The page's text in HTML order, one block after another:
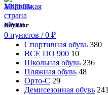
0 пунктов / 0 ₽
закрыть
Каталог
Спортивная обувь 380
ВСЕ ПО 900 10
Школьная обувь 236
Пляжная обувь 48
Орто-С 29
Демисезонная обувь 241